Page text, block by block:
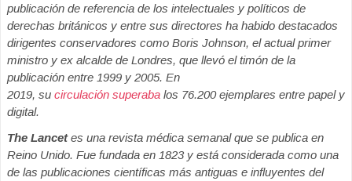
publicación de referencia de los intelectuales y políticos de
derechas británicos y entre sus directores ha habido destacados
dirigentes conservadores como Boris Johnson, el actual primer
ministro y ex alcalde de Londres, que llevó el timón de la
publicación entre 1999 y 2005. En
2019, su circulación superaba los 76.200 ejemplares entre papel y
digital.
The Lancetes una revista médica semanal que se publica en
Reino Unido. Fue fundada en 1823 y está considerada como una
de las publicaciones científicas más antiguas e influyentes del